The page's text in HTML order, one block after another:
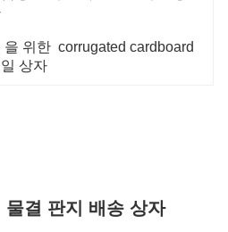
을 위한  corrugated cardboard
상자
결 판지 배송 상자